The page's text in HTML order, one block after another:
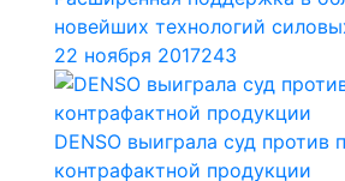
новейших технологий
22 ноября 2017243
DENSO выиграла суд против
контрафактной продукции